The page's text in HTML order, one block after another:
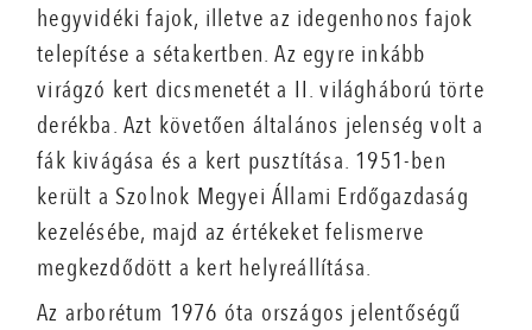
hegyvidéki fajok, illetve az idegenhonos fajok
telepítése a sétakertben. Az egyre inkább
virágzó kert dicsmenetét a II. világháború törte
derékba. Azt követően általános jelenség volt a
fák kivágása és a kert pusztítása. 1951-ben
került a Szolnok Megyei Állami Erdőgazdaság
kezelésébe, majd az értékeket felismerve
megkezdődött a kert helyreállítása.
Az arborétum 1976 óta országos jelentőségű